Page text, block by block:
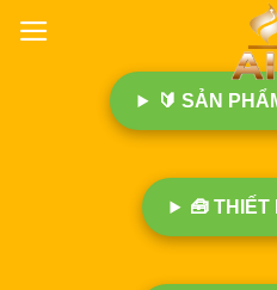
🔰 SẢN
🧰 THIẾT